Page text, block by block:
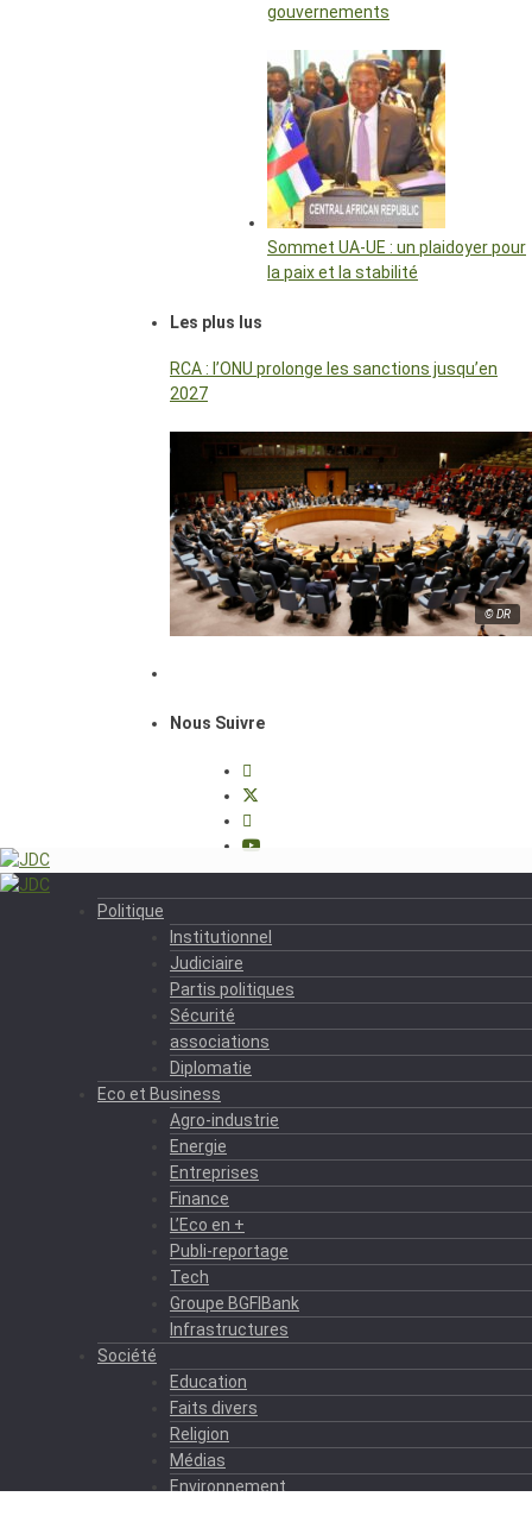
gouvernements
Sommet UA-UE : un plaidoyer pour
la paix et la stabilité
Les plus lus
RCA : l’ONU prolonge les sanctions jusqu’en
2027
© DR
Nous Suivre
Politique
Institutionnel
Judiciaire
Partis politiques
Sécurité
associations
Diplomatie
Eco et Business
Agro-industrie
Energie
Entreprises
Finance
L’Eco en +
Publi-reportage
Tech
Groupe BGFIBank
Infrastructures
Société
Education
Faits divers
Religion
Médias
Environnement